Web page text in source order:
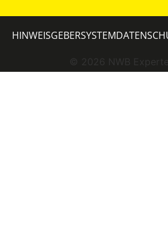
© 2026 NWB
HINWEISGEBERSYSTEM